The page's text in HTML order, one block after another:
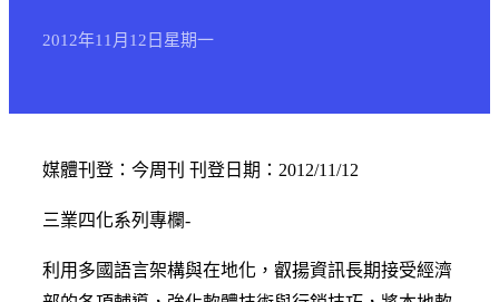
2012年11月 12日 星期一
媒體刊登：今周刊 刊登日期：2012/11/12
三業四化系列專欄-
利用多國語言架構與在地化，叡揚資訊長期接受經濟